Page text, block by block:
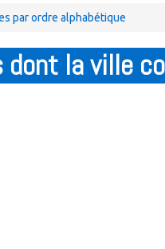
par ordre alphabétique
dont la ville